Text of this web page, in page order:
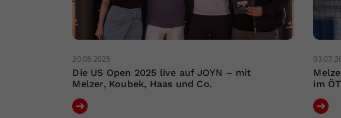
20.08.2025
Die US Open 2025 live auf JOYN – mit
Melzer, Koubek, Haas und Co.
im